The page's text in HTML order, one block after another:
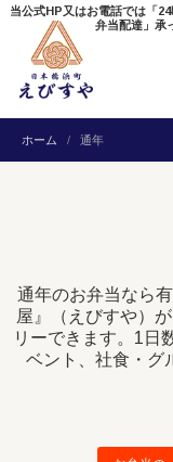
当公式HP又はお電話では「
弁当配達」承
ホーム 通年
通年のお弁当なら
屋』（えびすや）
リーできます。1日
ベント、社食・グ